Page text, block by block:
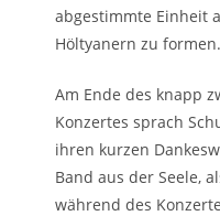
abgestimmte Einheit
Höltyanern zu formen.
Am Ende des knapp
Konzertes sprach
ihren kurzen
Band aus der Seele,
während des